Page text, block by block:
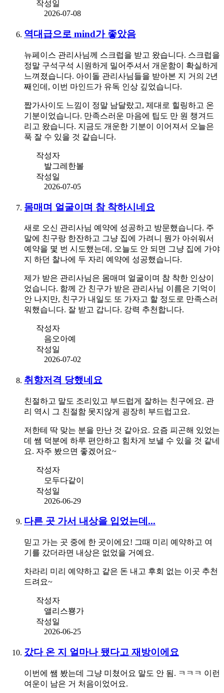
작성일
2026-07-08
역대급으로 mind가 좋았음
뉴페이스 관리사님께 스크럽을 받고 왔습니다. 스크럽을
정말 구석구석 시원하게 밀어주셔서 개운함이 확실하게
느껴졌습니다. 아이돌 관리사님들을 받아본 지 거의 2년
째인데, 이번 마인드가 유독 인상 깊었습니다.
짭가사이도 느낌이 정말 남달랐고, 제대로 힐링하고 온
기분이었습니다. 만족스러운 마음에 팁도 만 원 챙겨드
리고 왔습니다. 지금도 개운한 기분이 이어져서 오늘은
푹 잘 수 있을 것 같습니다.
작성자
발그레한볼
작성일
2026-07-05
몸매며 얼굴이며 참 착하시네요
새로 오신 관리사님 예약에 성공하고 방문했습니다. 주
말에 친구랑 한잔하고 그냥 집에 가려니 뭔가 아쉬워서
예약을 몇 번 시도했는데, 오늘도 안 되면 그냥 집에 가야
지 하던 찰나에 두 자리 예약에 성공했습니다.
제가 받은 관리사님은 몸매며 얼굴이며 참 착한 인상이
었습니다. 함께 간 친구가 받은 관리사님 이름은 기억이
안 나지만, 친구가 내일도 또 가자고 할 정도로 만족스러
워했습니다. 잘 받고 갑니다. 강력 추천합니다.
작성자
음오아예
작성일
2026-07-02
취향저격 당했네요
친절하고 말도 조리있고 부드럽게 잘하는 친구에요. 관
리 역시 그 친절함 못지않게 굉장히 부드럽고요.
저한테 딱 맞는 분을 만난 것 같아요. 요즘 피곤해 있었는
데 쌤 덕분에 하루 편안하고 힘차게 보낼 수 있을 것 같네
요. 자주 봤으면 좋겠어요~
작성자
모두다같이
작성일
2026-06-29
다른 곳 가서 내상을 입었는데...
믿고 가는 곳 중에 한 곳이에요! 그때 미리 예약하고 여
기를 갔더라면 내상은 없었을 거예요.
차라리 미리 예약하고 같은 돈 내고 후회 없는 이곳 추천
드려요~
작성자
앨리스뿅가
작성일
2026-06-25
갔다 온 지 얼마나 됐다고 재방이에요
이번에 쌤 봤는데 그냥 미쳤어요 말도 안 됨. ㅋㅋㅋ 이런
여운이 남은 거 처음이었어요.